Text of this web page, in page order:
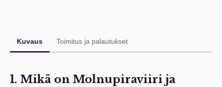
Kuvaus Toimitus ja palautukset
1. Mikä on Molnupiraviiri ja